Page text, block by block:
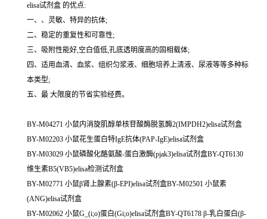
elisa试剂盒 的优点:
一、、灵敏、特异的抗体;
二、稳定的重复性和可靠性;
三、吸附性能好,空白值低,孔底透明度高的固相载体;
四、适用血清、血浆、组织匀浆液、细胞培养上清液、尿液等等多种标
本类型;
五、最 大限度的节省实验经费。
BY-M04271 小鼠内消旋肌醇单核苷酸酶脱氢酶2(IMPDH2)elisa试剂盒
BY-M02203 小鼠花生蛋白特IgE抗体(PAP-IgE)elisa试剂盒
BY-M03029 小鼠磷酸化酪氨酸-蛋白激酶(pjak3)elisa试剂盒BY-QT6130
维生素B5(VB5)elisa检测试剂盒
BY-M02771 小鼠β肾上腺素(β-EPI)elisa试剂盒BY-M02501 小鼠素
(ANG)elisa试剂盒
BY-M02062 小鼠G_(i;o)蛋白(Gi;o)elisa试剂盒BY-QT6178 β-乳白蛋白(β-